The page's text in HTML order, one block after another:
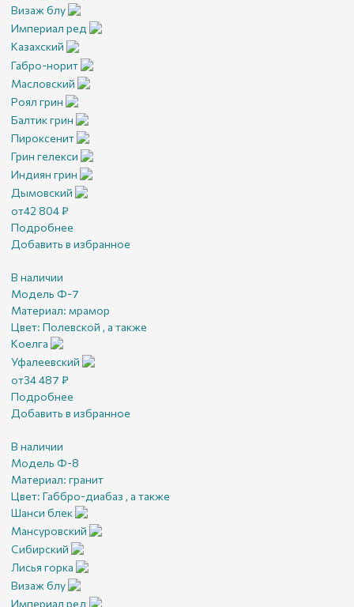
Визаж блу
Империал ред
Казахский
Габро-норит
Масловский
Роял грин
Балтик грин
Пироксенит
Грин гелекси
Индиян грин
Дымовский
от42 804₽
Подробнее
Добавить в избранное
В наличии
Модель Ф-7
Материал: мрамор
Цвет: Полевской , а также
Коелга
Уфалеевский
от34 487 ₽
Подробнее
Добавить в избранное
В наличии
Модель Ф-8
Материал: гранит
Цвет: Габбро-диабаз , а также
Шанси блек
Мансуровский
Сибирский
Лисья горка
Визаж блу
Империал ред